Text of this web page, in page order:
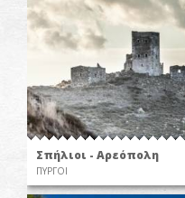
Σπήλιοι - Αρεόπολη
ΠΥΡΓΟΙ